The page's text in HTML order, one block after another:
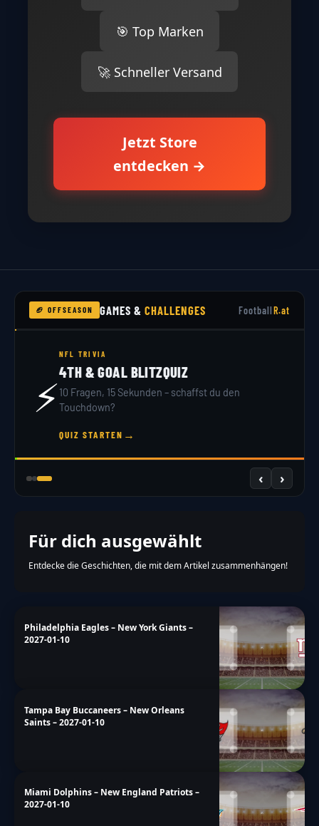
🎯 Top Marken
🚀 Schneller Versand
Jetzt Store
entdecken →
🏈 OFFSEASON GAMES &CHALLENGES FootballR.at
🏟️
NFL DRAFT 2026
DRAFT SIMULATOR
32 Teams, 7 Runden – du bist GM. Hol dir dein
Scout-Rating!
JETZT DRAFTEN
‹ ›
Für dich ausgewählt
Entdecke die Geschichten, die mit dem Artikel zusammenhängen!
Philadelphia Eagles – New York Giants –
2027-01-10
Tampa Bay Buccaneers – New Orleans
Saints – 2027-01-10
Miami Dolphins – New England Patriots –
2027-01-10